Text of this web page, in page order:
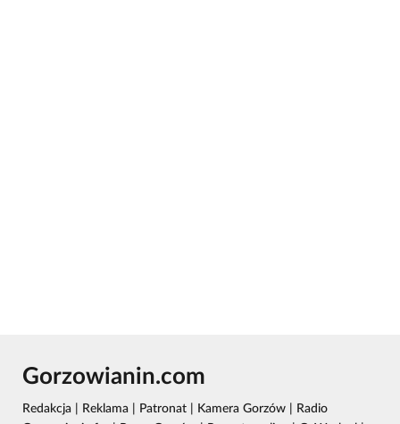
Gorzowianin.com
Redakcja Reklama Patronat Kamera Gorzów
Radio